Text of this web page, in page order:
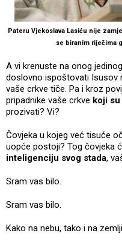
Pateru Vjekoslava Lasiću nije
se biranim riječima
A vi krenuste na onog
doslovno ispoštovati Isusov
vaše crkve tiče. Pa i kroz
pripadnike vaše crkve koji
prozivati? Vi?
Čovjeka u kojeg već tisuće
uopće postoji? Tog čovjeka
inteligenciju svog stada,
Sram vas bilo.
Sram vas bilo.
Kako na nebu, tako i na